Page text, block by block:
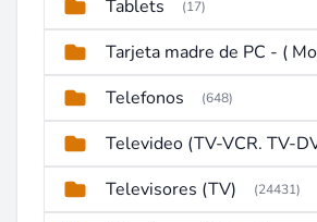
Tablets (17)
Telefonos (648)
Televisores (TV) (24431)